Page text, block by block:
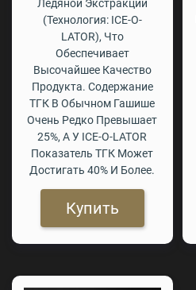
Ледяной Экстракции
(технология: ICE-O-
LATOR), Что
Обеспечивает
Высочайшее Качество
Продукта. Содержание
ТГК В Обычном Гашише
Очень Редко Превышает
25%, А У ICE-O-LATOR
Показатель ТГК Может
Достигать 40% И Более.
Купить